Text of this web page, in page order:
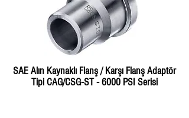
SAE Alın Kaynaklı Flanş / Karşı Flanş Adaptör
Tipi CAG/CSG-ST - 6000 PSI Serisi